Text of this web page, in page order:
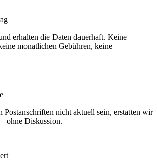
erhalten die Daten dauerhaft. Keine
monatlichen Gebühren, keine
Postanschriften nicht aktuell sein, erstatten wir
ohne Diskussion.